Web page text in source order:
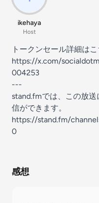
ikehaya
Host
トークンセール詳細はこ
https://x.com/
004253
---
stand.fmでは、この放
信ができます。
https://stand.fm/
0
感想